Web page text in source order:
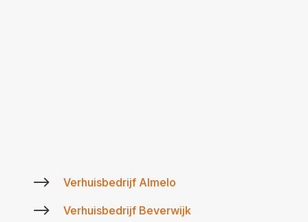
$ Verhuisbedrijf Almelo
$ Verhuisbedrijf Beverwijk